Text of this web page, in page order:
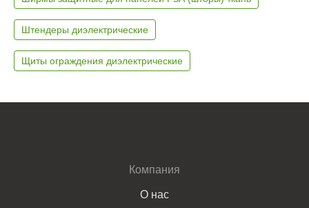
Штендеры диэлектрические
Щиты ограждения диэлектрические
Компания
О нас